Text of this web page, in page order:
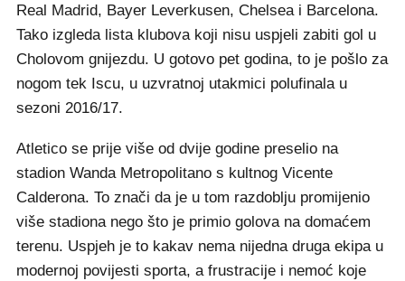
Real Madrid, Bayer Leverkusen, Chelsea i Barcelona.
Tako izgleda lista klubova koji nisu uspjeli zabiti gol u
Cholovom gnijezdu. U gotovo pet godina, to je pošlo za
nogom tek Iscu, u uzvratnoj utakmici polufinala u
sezoni 2016/17.
Atletico se prije više od dvije godine preselio na
stadion Wanda Metropolitano s kultnog Vicente
Calderona. To znači da je u tom razdoblju promijenio
više stadiona nego što je primio golova na domaćem
terenu. Uspjeh je to kakav nema nijedna druga ekipa u
modernoj povijesti sporta, a frustracije i nemoć koje